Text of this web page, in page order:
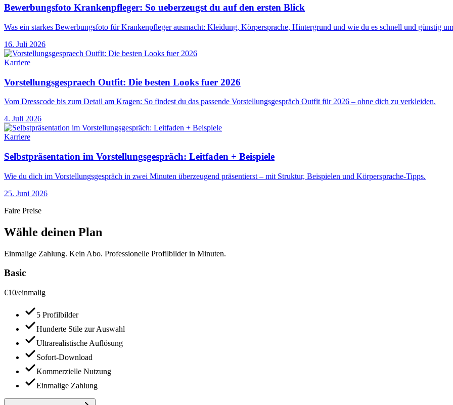
Bewerbungsfoto Krankenpfleger: So ueberzeugst du auf den ersten Blick
Was ein starkes Bewerbungsfoto für Krankenpfleger ausmacht: Kleidung, Körpersprache, Hintergrund und wie du es schnell und günstig
16. Juli 2026
Karriere
Vorstellungsgespraech Outfit: Die besten Looks fuer 2026
Vom Dresscode bis zum Detail am Kragen: So findest du das passende Vorstellungsgespräch Outfit für 2026 – ohne dich zu verkleiden.
4. Juli 2026
Karriere
Selbstpräsentation im Vorstellungsgespräch: Leitfaden + Beispiele
Wie du dich im Vorstellungsgespräch in zwei Minuten überzeugend präsentierst – mit Struktur, Beispielen und Körpersprache-Tipps.
25. Juni 2026
Faire Preise
Wähle deinen Plan
Einmalige Zahlung. Kein Abo. Professionelle Profilbilder in Minuten.
Basic
€10/einmalig
5 Profilbilder
Hunderte Stile zur Auswahl
Ultrarealistische Auflösung
Sofort-Download
Kommerzielle Nutzung
Einmalige Zahlung